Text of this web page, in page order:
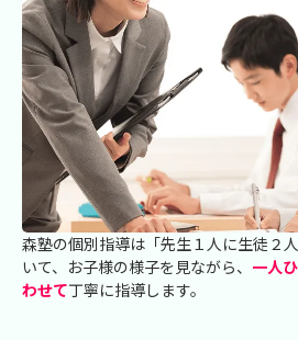
森塾の個別指導は「先生１人に生徒２
いて、お子様の様子を見ながら、 一人
わせて丁寧に指導します。